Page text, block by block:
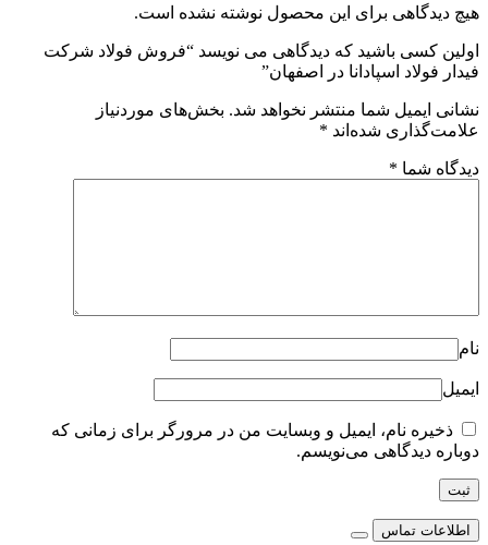
هیچ دیدگاهی برای این محصول نوشته نشده است.
اولین کسی باشید که دیدگاهی می نویسد “فروش فولاد شرکت
فیدار فولاد اسپادانا در اصفهان”
نشانی ایمیل شما منتشر نخواهد شد. بخش‌های موردنیاز
علامت‌گذاری شده‌اند *
دیدگاه شما *
نام
ایمیل
ذخیره نام، ایمیل و وبسایت من در مرورگر برای زمانی که
دوباره دیدگاهی می‌نویسم.
اطلاعات تماس